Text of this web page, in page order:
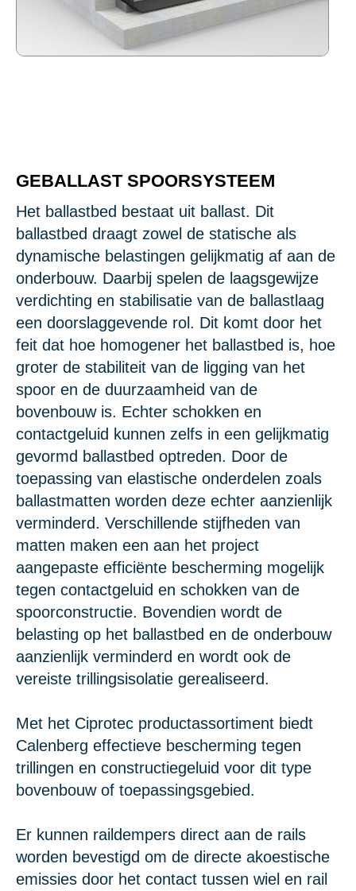
GEBALLAST SPOORSYSTEEM
Het ballastbed bestaat uit ballast. Dit
ballastbed draagt zowel de statische als
dynamische belastingen gelijkmatig af aan de
onderbouw. Daarbij spelen de laagsgewijze
verdichting en stabilisatie van de ballastlaag
een doorslaggevende rol. Dit komt door het
feit dat hoe homogener het ballastbed is, hoe
groter de stabiliteit van de ligging van het
spoor en de duurzaamheid van de
bovenbouw is. Echter schokken en
contactgeluid kunnen zelfs in een gelijkmatig
gevormd ballastbed optreden. Door de
toepassing van elastische onderdelen zoals
ballastmatten worden deze echter aanzienlijk
verminderd. Verschillende stijfheden van
matten maken een aan het project
aangepaste efficiënte bescherming mogelijk
tegen contactgeluid en schokken van de
spoorconstructie. Bovendien wordt de
belasting op het ballastbed en de onderbouw
aanzienlijk verminderd en wordt ook de
vereiste trillingsisolatie gerealiseerd.
Met het Ciprotec productassortiment biedt
Calenberg effectieve bescherming tegen
trillingen en constructiegeluid voor dit type
bovenbouw of toepassingsgebied.
Er kunnen raildempers direct aan de rails
worden bevestigd om de directe akoestische
emissies door het contact tussen wiel en rail